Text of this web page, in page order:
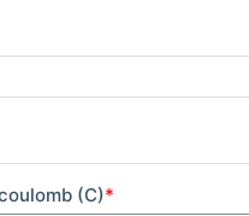
(C)*